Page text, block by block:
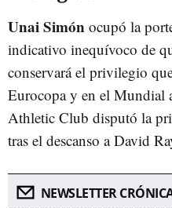
Unai Simón ocupó la
indicativo inequívoco de
conservará el privilegio
Eurocopa y en el Mundial
Athletic Club disputó la
tras el descanso a David
NEWSLETTER